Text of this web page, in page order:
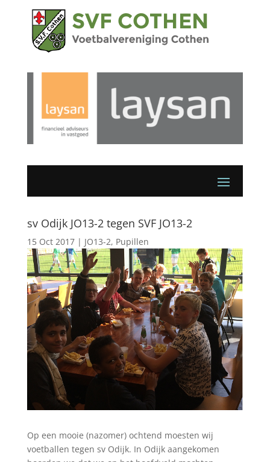
sv Odijk JO13-2 tegen SVF JO13-2
15 Oct 2017| JO13-2, Pupillen
Op een mooie (nazomer) ochtend moesten wij
voetballen tegen sv Odijk. In Odijk aangekomen